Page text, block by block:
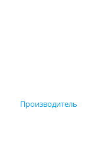
Производитель